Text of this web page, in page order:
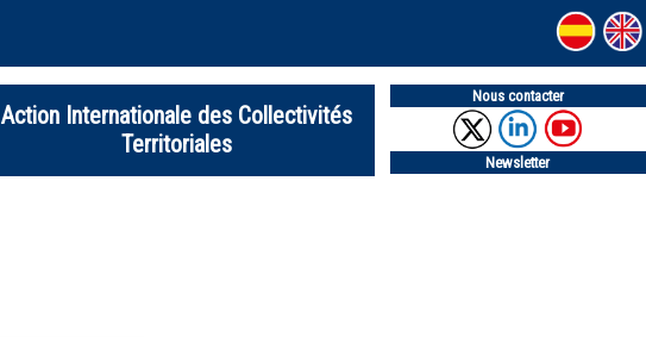
Action Internationale des Collectivités
Territoriales
Nous contacter
Newsletter